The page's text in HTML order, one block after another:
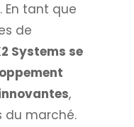
En tant que
de
Systems se
,
du marché.